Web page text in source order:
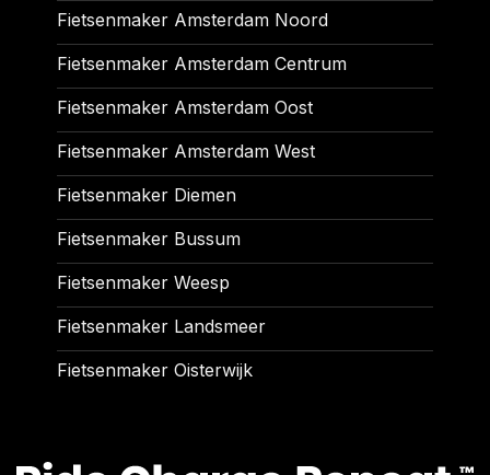
Fietsenmaker Amsterdam Noord
Fietsenmaker Amsterdam Centrum
Fietsenmaker Amsterdam Oost
Fietsenmaker Amsterdam West
Fietsenmaker Diemen
Fietsenmaker Bussum
Fietsenmaker Weesp
Fietsenmaker Landsmeer
Fietsenmaker Oisterwijk